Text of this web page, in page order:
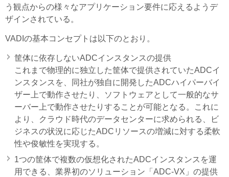
う観点からの様々なアプリケーション要件に応えるようデ
ザインされている。
VADIの基本コンセプトは以下のとおり。
筐体に依存しないADCインスタンスの提供
これまで物理的に独立した筐体で提供されていたADCイ
ンスタンスを、同社が独自に開発したADCハイパーバイ
ザー上で動作させたり、ソフトウェアとして一般的なサ
ーバー上で動作させたりすることが可能となる。これに
より、クラウド時代のデータセンターに求められる、ビ
ジネスの状況に応じたADCリソースの増減に対する柔軟
性や俊敏性を実現する。
1つの筐体で複数の仮想化されたADCインスタンスを運
用できる、業界初のソリューション「ADC-VX」の提供